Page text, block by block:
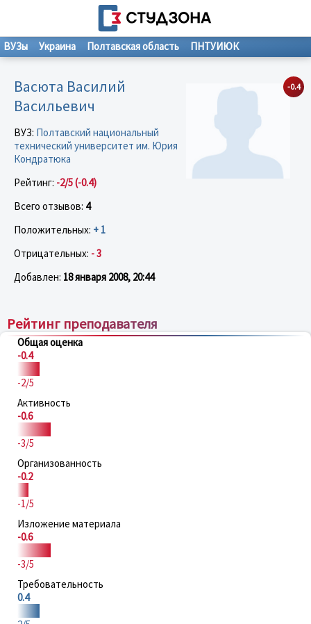
ВУЗы Украина Полтавская область ПНТУИЮК
-0.4
Васюта Василий
Васильевич
ВУЗ: Полтавский национальный
технический университет им. Юрия
Кондратюка
Рейтинг: -2/5 (-0.4)
Всего отзывов: 4
Положительных: + 1
Отрицательных: - 3
Добавлен: 18 января 2008, 20:44
Рейтинг преподавателя
Общая оценка
-0.4
-2/5
Активность
-0.6
-3/5
Организованность
-0.2
-1/5
Изложение материала
-0.6
-3/5
Требовательность
0.4